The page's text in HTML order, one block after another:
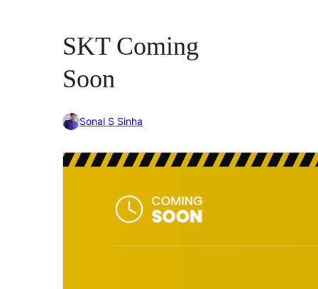
SKT Coming
Soon
Sonal S Sinha